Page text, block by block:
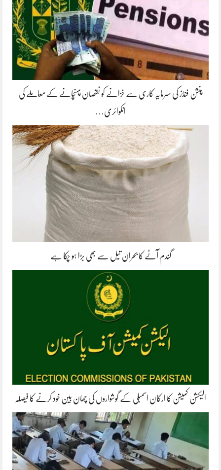
پنشن فنڈز کی سرمایہ کاری سے خزانے کو نقصان پہنچانے کے معاملے کی
انکوائری…
گندم آٹے کا بحران تیل سے بھی بڑا ہو چکا ہے
الیکشن کمیشن کا ارکان اسمبلی کے گوشواروں کی چھان بین خود کرنے کا فیصلہ